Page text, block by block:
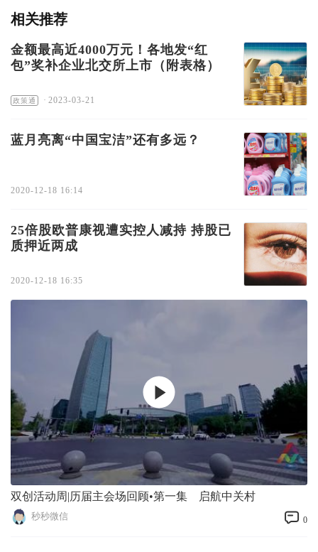
相关推荐
金额最高近4000万元！各地发“红
包”奖补企业北交所上市（附表格）
政策通 · 2023-03-21
蓝月亮离“中国宝洁”还有多远？
2020-12-18 16:14
25倍股欧普康视遭实控人减持 持股已
质押近两成
2020-12-18 16:35
双创活动周|历届主会场回顾•第一集 启航中关村
秒秒微信 0